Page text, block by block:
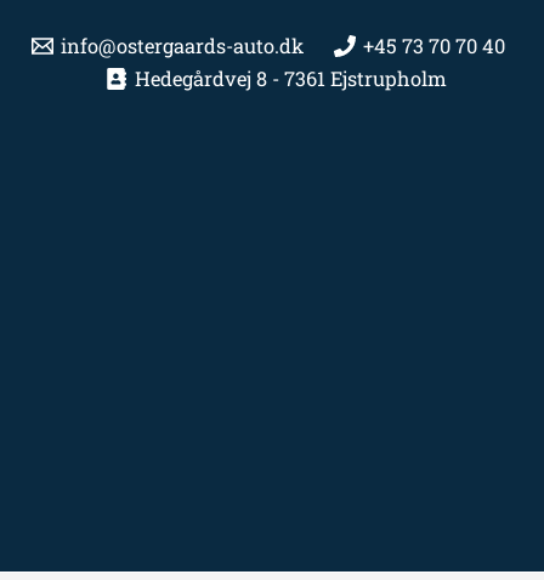
info@ostergaards-auto.dk
+45 73 70 70 40
Hedegårdvej 8 - 7361 Ejstrupholm